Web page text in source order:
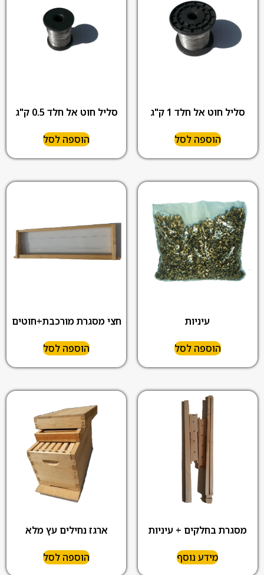
סליל חוט אל חלד 1 ק"ג
הוספה לסל
סליל חוט אל חלד 0.5 ק"ג
הוספה לסל
עיניות
הוספה לסל
חצי מסגרת מורכבת+חוטים
הוספה לסל
מסגרת בחלקים + עיניות
מידע נוסף
ארגז נחילים עץ מלא
הוספה לסל